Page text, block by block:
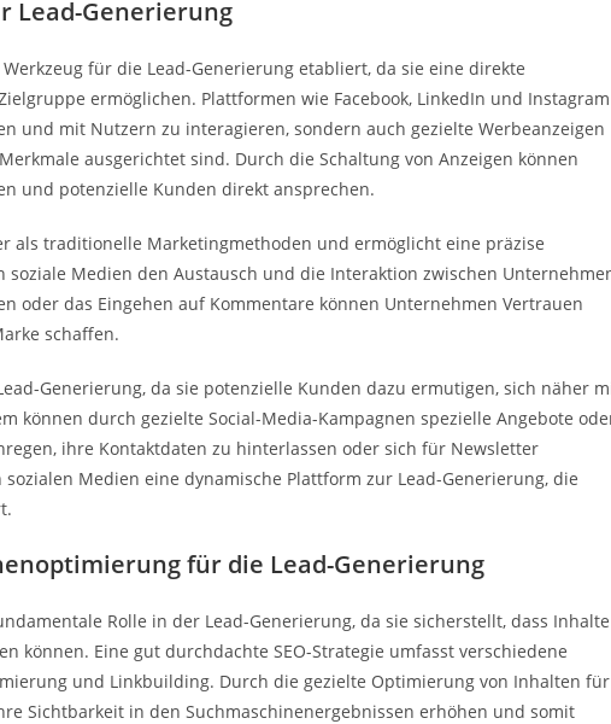
Lead-Generierung
für die Lead-Generierung etabliert, da sie eine direkte
ermöglichen. Plattformen wie Facebook, LinkedIn und Instagram
und mit Nutzern zu interagieren, sondern auch gezielte Werbeanzeigen
ausgerichtet sind. Durch die Schaltung von Anzeigen können
und potenzielle Kunden direkt ansprechen.
als traditionelle Marketingmethoden und ermöglicht eine präzise
Medien den Austausch und die Interaktion zwischen
oder das Eingehen auf Kommentare können Unternehmen Vertrauen
schaffen.
Generierung, da sie potenzielle Kunden dazu ermutigen, sich näher
können durch gezielte Social-Media-Kampagnen spezielle Angebote
ihre Kontaktdaten zu hinterlassen oder sich für Newsletter
Medien eine dynamische Plattform zur Lead-Generierung, die
für die Lead-Generierung
Rolle in der Lead-Generierung, da sie sicherstellt, dass Inhalte
können. Eine gut durchdachte SEO-Strategie umfasst verschiedene
und Linkbuilding. Durch die gezielte Optimierung von Inhalten für
Sichtbarkeit in den Suchmaschinenergebnissen erhöhen und somit